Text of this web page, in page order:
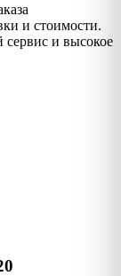
и стоимости.
и высокое